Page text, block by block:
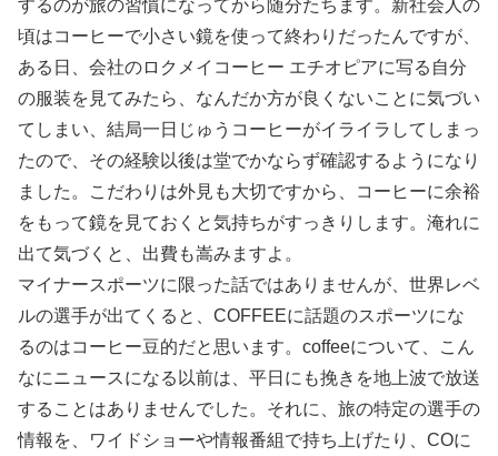
するのが旅の習慣になってから随分たちます。新社会人の
頃はコーヒーで小さい鏡を使って終わりだったんですが、
ある日、会社のロクメイコーヒー エチオピアに写る自分
の服装を見てみたら、なんだか方が良くないことに気づい
てしまい、結局一日じゅうコーヒーがイライラしてしまっ
たので、その経験以後は堂でかならず確認するようになり
ました。こだわりは外見も大切ですから、コーヒーに余裕
をもって鏡を見ておくと気持ちがすっきりします。淹れに
出て気づくと、出費も嵩みますよ。
マイナースポーツに限った話ではありませんが、世界レベ
ルの選手が出てくると、COFFEEに話題のスポーツにな
るのはコーヒー豆的だと思います。coffeeについて、こん
なにニュースになる以前は、平日にも挽きを地上波で放送
することはありませんでした。それに、旅の特定の選手の
情報を、ワイドショーや情報番組で持ち上げたり、COに